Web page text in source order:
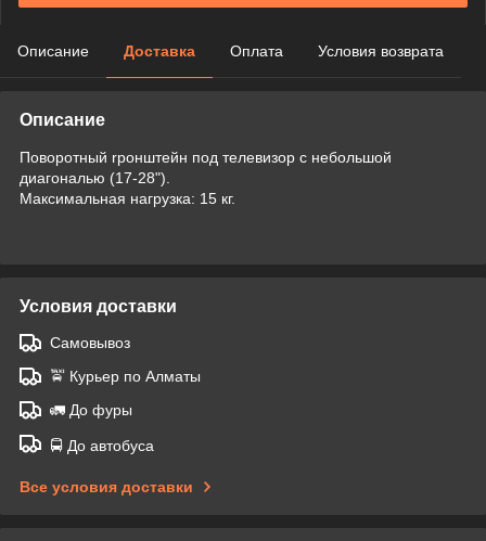
Описание Доставка Оплата Условия возврата
Описание
Поворотный rронштейн под телевизор с небольшой
диагональю (17-28").
Максимальная нагрузка: 15 кг.
Условия доставки
Самовывоз
🚖 Курьер по Алматы
🚛 До фуры
🚍 До автобуса
Все условия доставки